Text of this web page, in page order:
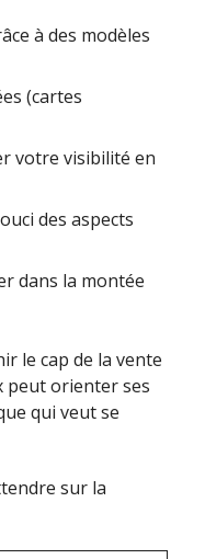
à des modèles
(cartes
votre visibilité en
des aspects
dans la montée
le cap de la vente
peut orienter ses
qui veut se
sur la